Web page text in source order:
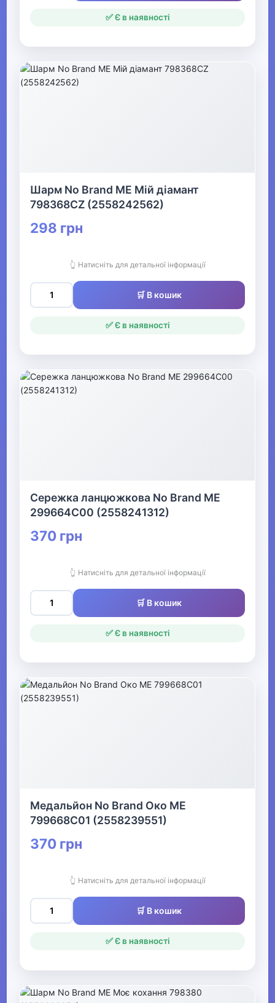
✅ Є в наявності
Шарм No Brand ME Мій діамант
798368CZ (2558242562)
298 грн
👆 Натисніть для детальної інформації
🛒 В кошик
✅ Є в наявності
Сережка ланцюжкова No Brand ME
299664C00 (2558241312)
370 грн
👆 Натисніть для детальної інформації
🛒 В кошик
✅ Є в наявності
Медальйон No Brand Око ME
799668C01 (2558239551)
370 грн
👆 Натисніть для детальної інформації
🛒 В кошик
✅ Є в наявності